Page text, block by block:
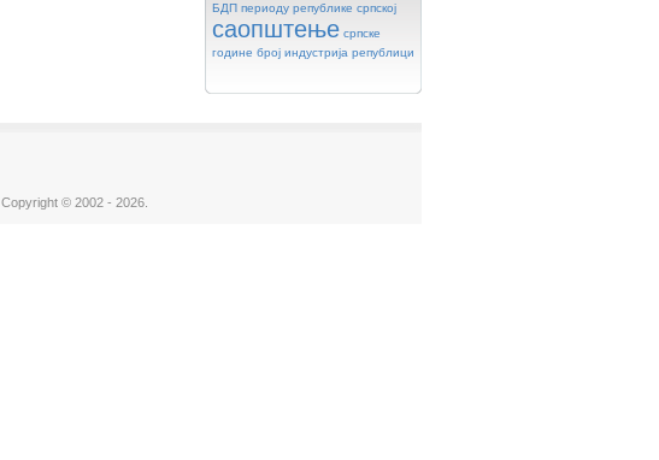
БДП периоду републике српској
саопштење српске
године број индустрија републици
Copyright © 2002 - 2026.